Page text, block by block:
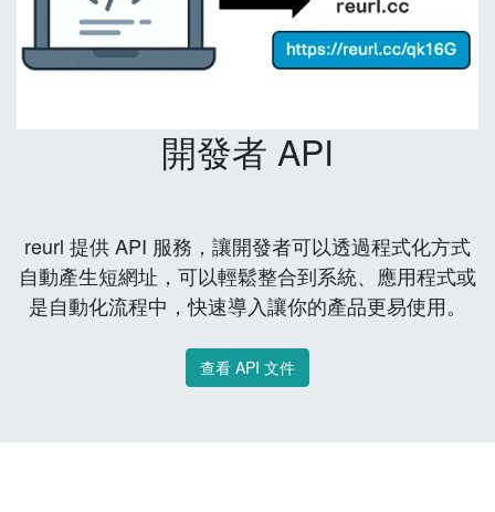
開發者 API
reurl 提供 API 服務，讓開發者可以透過程式化方式
自動產生短網址，可以輕鬆整合到系統、應用程式或
是自動化流程中，快速導入讓你的產品更易使用。
查看 API 文件